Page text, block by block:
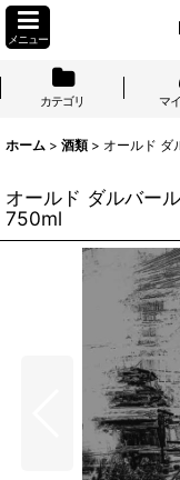
メニュー
カテゴリ マ
ホーム > 酒類 > オールド
オールド ダルバー
750ml